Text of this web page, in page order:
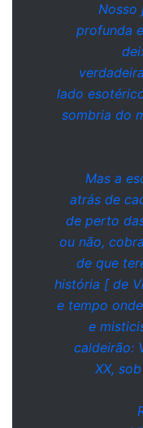
Nosso
profunda
lado
sombria do
Mas a
atrás de
de perto
ou não,
de que
história [ de
e tempo
e
caldeirão:
XX,